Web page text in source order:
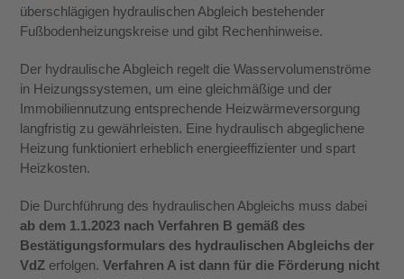
überschlägigen hydraulischen Abgleich bestehender
Fußbodenheizungskreise und gibt Rechenhinweise.
Der hydraulische Abgleich regelt die Wasservolumenströme
in Heizungssystemen, um eine gleichmäßige und der
Immobiliennutzung entsprechende Heizwärmeversorgung
langfristig zu gewährleisten. Eine hydraulisch abgeglichene
Heizung funktioniert erheblich energieeffizienter und spart
Heizkosten.
Die Durchführung des hydraulischen Abgleichs muss dabei
ab dem 1.1.2023 nach Verfahren B gemäß des
Bestätigungsformulars des hydraulischen Abgleichs der
VdZ erfolgen.Verfahren A ist dann für die Förderung nicht